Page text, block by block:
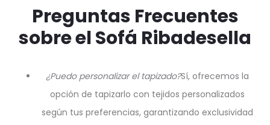
Preguntas Frecuentes
sobre el Sofá Ribadesella
¿Puedo personalizar el tapizado?Sí, ofrecemos la
opción de tapizarlo con tejidos personalizados
según tus preferencias, garantizando exclusividad